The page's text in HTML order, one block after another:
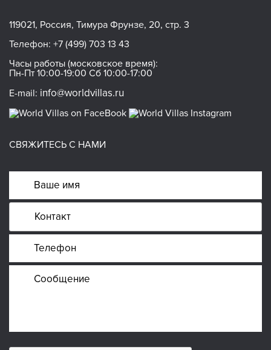
119021, Россия, Тимура Фрунзе, 20, стр. 3
Телефон: +7 (499) 703 13 43
Часы работы (московское время):
Пн-Пт 10:00-19:00 Сб 10:00-17:00
E-mail: info@worldvillas.ru
СВЯЖИТЕСЬ С НАМИ